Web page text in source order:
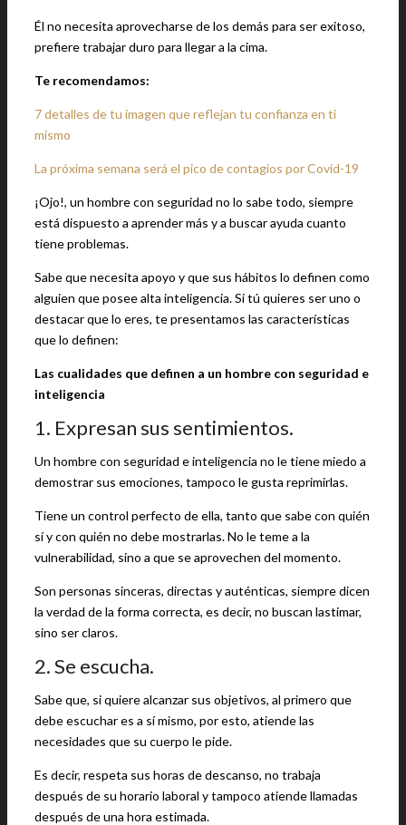
Él no necesita aprovecharse de los demás para ser exitoso,
prefiere trabajar duro para llegar a la cima.
Te recomendamos:
7 detalles de tu imagen que reflejan tu confianza en ti
mismo
La próxima semana será el pico de contagios por Covid-19
¡Ojo!, un hombre con seguridad no lo sabe todo, siempre
está dispuesto a aprender más y a buscar ayuda cuanto
tiene problemas.
Sabe que necesita apoyo y que sus hábitos lo definen como
alguien que posee alta inteligencia. Si tú quieres ser uno o
destacar que lo eres, te presentamos las características
que lo definen:
Las cualidades que definen a un hombre con seguridad e
inteligencia
1. Expresan sus sentimientos.
Un hombre con seguridad e inteligencia no le tiene miedo a
demostrar sus emociones, tampoco le gusta reprimirlas.
Tiene un control perfecto de ella, tanto que sabe con quién
sí y con quién no debe mostrarlas. No le teme a la
vulnerabilidad, sino a que se aprovechen del momento.
Son personas sinceras, directas y auténticas, siempre dicen
la verdad de la forma correcta, es decir, no buscan lastimar,
sino ser claros.
2. Se escucha.
Sabe que, si quiere alcanzar sus objetivos, al primero que
debe escuchar es a sí mismo, por esto, atiende las
necesidades que su cuerpo le pide.
Es decir, respeta sus horas de descanso, no trabaja
después de su horario laboral y tampoco atiende llamadas
después de una hora estimada.